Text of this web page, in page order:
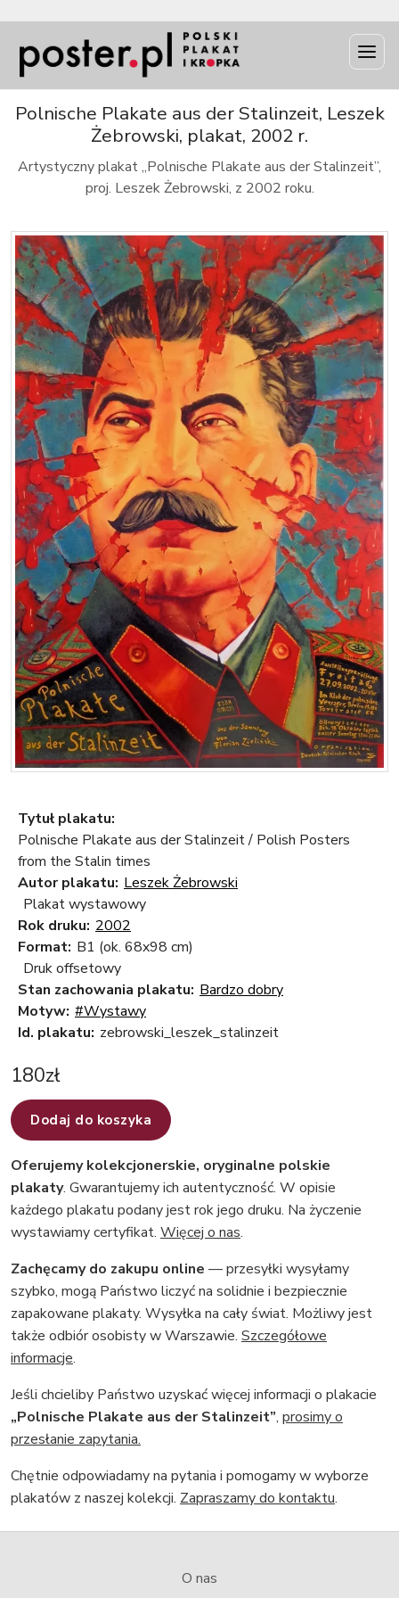
Polnische Plakate aus der Stalinzeit, Leszek
Żebrowski, plakat, 2002 r.
Artystyczny plakat „Polnische Plakate aus der Stalinzeit”,
proj. Leszek Żebrowski, z 2002 roku.
Tytuł plakatu:
Polnische Plakate aus der Stalinzeit / Polish Posters
from the Stalin times
Autor plakatu: Leszek Żebrowski
Plakat wystawowy
Rok druku: 2002
Format: B1 (ok. 68x98 cm)
Druk offsetowy
Stan zachowania plakatu: Bardzo dobry
Motyw: #Wystawy
Id. plakatu: zebrowski_leszek_stalinzeit
180zł
Dodaj do koszyka
Oferujemy kolekcjonerskie, oryginalne polskie
plakaty. Gwarantujemy ich autentyczność. W opisie
każdego plakatu podany jest rok jego druku. Na życzenie
wystawiamy certyfikat. Więcej o nas.
Zachęcamy do zakupu online — przesyłki wysyłamy
szybko, mogą Państwo liczyć na solidnie i bezpiecznie
zapakowane plakaty. Wysyłka na cały świat. Możliwy jest
także odbiór osobisty w Warszawie. Szczegółowe
informacje.
Jeśli chcieliby Państwo uzyskać więcej informacji o plakacie
„Polnische Plakate aus der Stalinzeit”, prosimy o
przesłanie zapytania.
Chętnie odpowiadamy na pytania i pomogamy w wyborze
plakatów z naszej kolekcji. Zapraszamy do kontaktu.
O nas